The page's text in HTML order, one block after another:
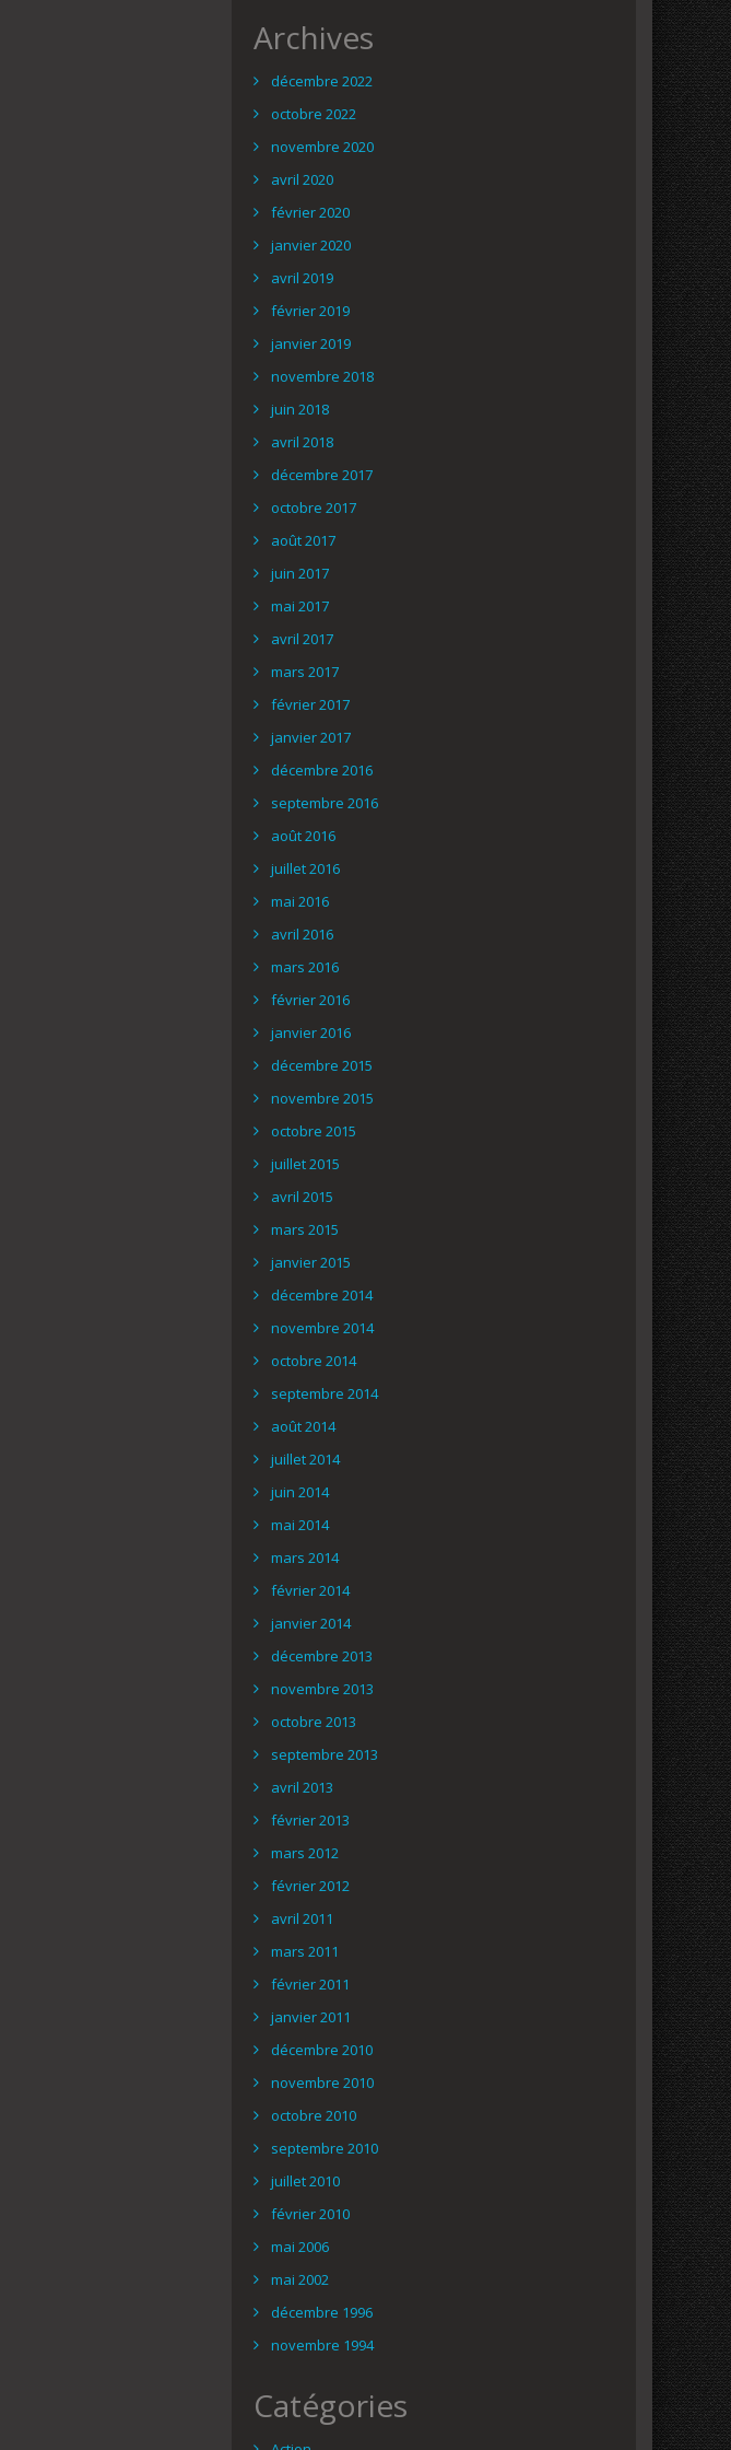
Archives
décembre 2022
octobre 2022
novembre 2020
avril 2020
février 2020
janvier 2020
avril 2019
février 2019
janvier 2019
novembre 2018
juin 2018
avril 2018
décembre 2017
octobre 2017
août 2017
juin 2017
mai 2017
avril 2017
mars 2017
février 2017
janvier 2017
décembre 2016
septembre 2016
août 2016
juillet 2016
mai 2016
avril 2016
mars 2016
février 2016
janvier 2016
décembre 2015
novembre 2015
octobre 2015
juillet 2015
avril 2015
mars 2015
janvier 2015
décembre 2014
novembre 2014
octobre 2014
septembre 2014
août 2014
juillet 2014
juin 2014
mai 2014
mars 2014
février 2014
janvier 2014
décembre 2013
novembre 2013
octobre 2013
septembre 2013
avril 2013
février 2013
mars 2012
février 2012
avril 2011
mars 2011
février 2011
janvier 2011
décembre 2010
novembre 2010
octobre 2010
septembre 2010
juillet 2010
février 2010
mai 2006
mai 2002
décembre 1996
novembre 1994
Catégories